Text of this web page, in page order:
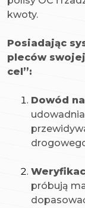
kwoty.
Posiadając
pleców
cel”:
Dowód
próbują